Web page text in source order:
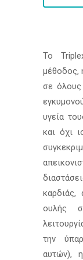
Το
μέθοδος,
σε όλους
υγεία
και όχι
καρδιάς,
ουλής
την
αυτών),